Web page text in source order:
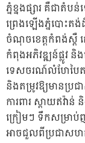
ភ្នំខ្នងផ្សារ គឺជាតំប
ព្រេងឡើងភ្នំបោះត
ចំណុចខេត្តកំពង់ស្ពឺ
កំពុងអភិវឌ្ឍន៍ផ្លូវ និ
ទេសចរណ៍លំហែបៃតង
និងតម្រូវឱ្យមានប្
ការពារ ស្ពាយឥវ៉ាន់
ក្រៀមៗ ទឹកសម្រាប់
អាចជួលពីប្រជាស